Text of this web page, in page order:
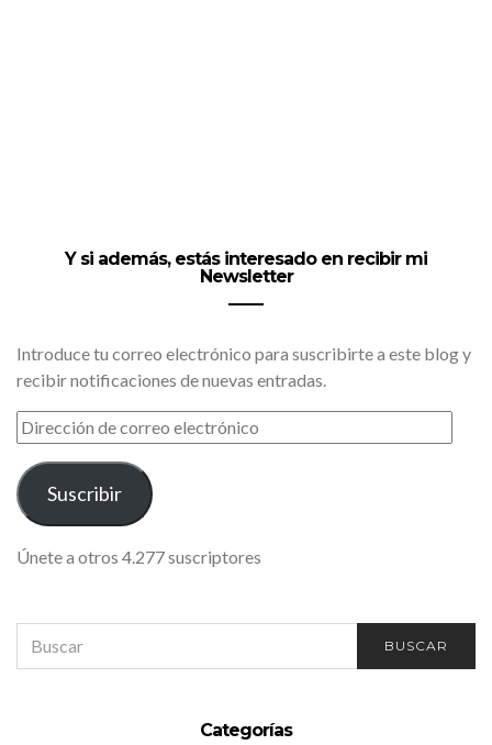
Y si además, estás interesado en recibir mi
Newsletter
Introduce tu correo electrónico para suscribirte a este blog y
recibir notificaciones de nuevas entradas.
DIRECCIÓN
DE
CORREO
ELECTRÓNICO
Suscribir
Únete a otros 4.277 suscriptores
FOR:
BUSCAR
Categorías